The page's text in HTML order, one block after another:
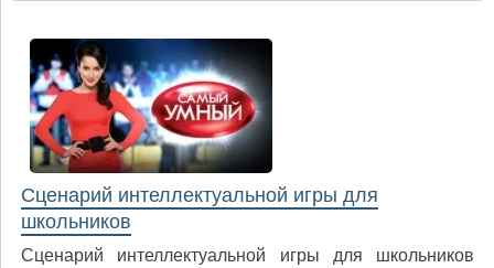
Сценарий интеллектуальной игры для
школьников
Сценарий интеллектуальной игры для школьников